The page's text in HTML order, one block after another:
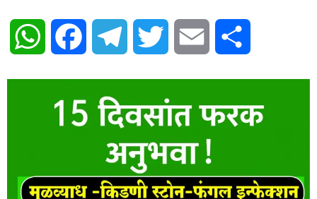
WhatsAppFacebook Telegram Twitter Email